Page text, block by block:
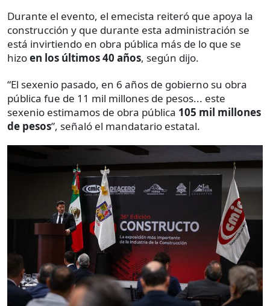
Durante el evento, el emecista reiteró que apoya la
construcción y que durante esta administración se
está invirtiendo en obra pública más de lo que se
hizoen los últimos 40 años, según dijo.
“El sexenio pasado, en 6 años de gobierno su obra
pública fue de 11 mil millones de pesos... este
sexenio estimamos de obra pública 105 mil millones
de pesos”, señaló el mandatario estatal.